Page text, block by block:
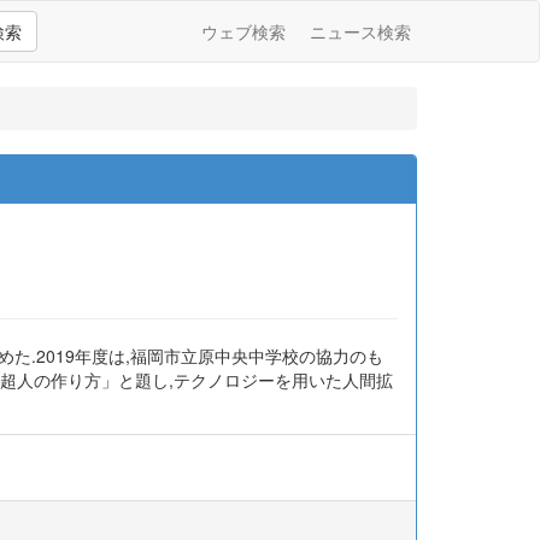
索 ウェブ検索 ニュース検索
た.2019年度は,福岡市立原中央中学校の協力のも
人の作り方」と題し,テクノロジーを用いた人間拡